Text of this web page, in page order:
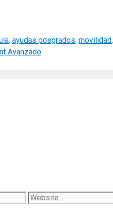
, ayudas posgrados, movilidad,
Avanzado
Website